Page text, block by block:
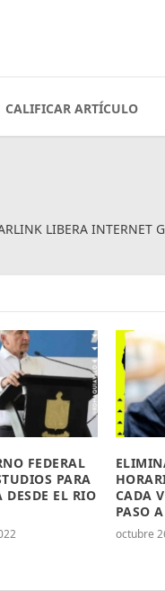
CALIFICAR ARTÍCULO
LIBERA INTERNET
FEDERAL
PARA
DESDE EL RIO
CADA
PASO
octubre